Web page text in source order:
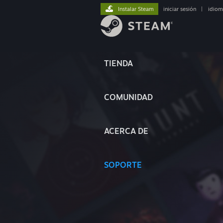
TIENDA
COMUNIDAD
ACERCA DE
SOPORTE
Instalar Steam iniciar sesión